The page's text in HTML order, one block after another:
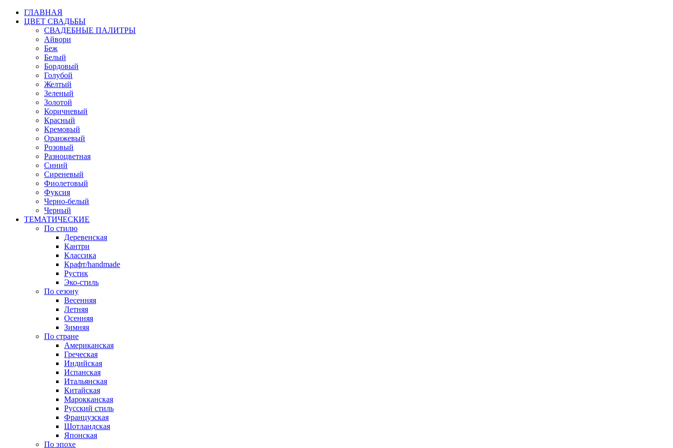
ГЛАВНАЯ
ЦВЕТ СВАДЬБЫ
СВАДЕБНЫЕ ПАЛИТРЫ
Айвори
Беж
Белый
Бордовый
Голубой
Желтый
Зеленый
Золотой
Коричневый
Красный
Кремовый
Оранжевый
Розовый
Разноцветная
Синий
Сиреневый
Фиолетовый
Фуксия
Черно-белый
Черный
ТЕМАТИЧЕСКИЕ
По стилю
Деревенская
Кантри
Классика
Крафт/handmade
Рустик
Эко-стиль
По сезону
Весенняя
Летняя
Осенняя
Зимняя
По стране
Американская
Греческая
Индийская
Испанская
Итальянская
Китайская
Марокканская
Русский стиль
Французская
Шотландская
Японская
По эпохе